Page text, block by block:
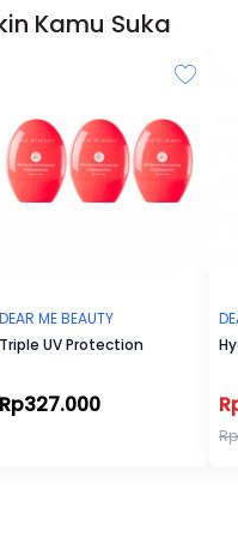
Kamu Suka
DEAR ME BEAUTY
Triple UV Protection
Rp327.000